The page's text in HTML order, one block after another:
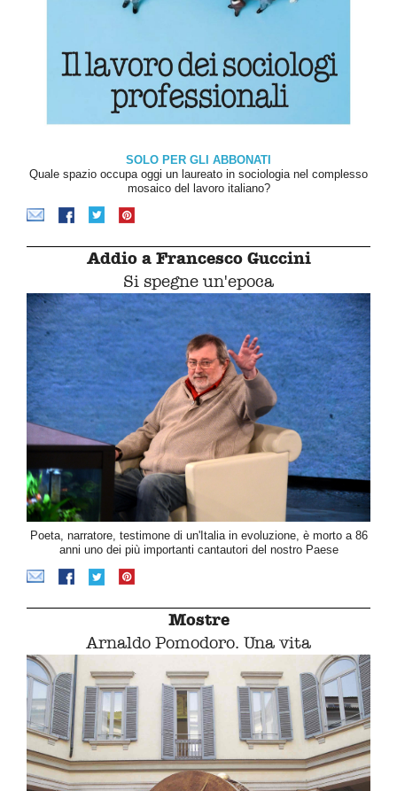
SOLO PER GLI ABBONATI
Quale spazio occupa oggi un laureato in sociologia nel complesso
mosaico del lavoro italiano?
Addio a Francesco Guccini
Si spegne un'epoca
Poeta, narratore, testimone di un'Italia in evoluzione, è morto a 86
anni uno dei più importanti cantautori del nostro Paese
Mostre
Arnaldo Pomodoro. Una vita